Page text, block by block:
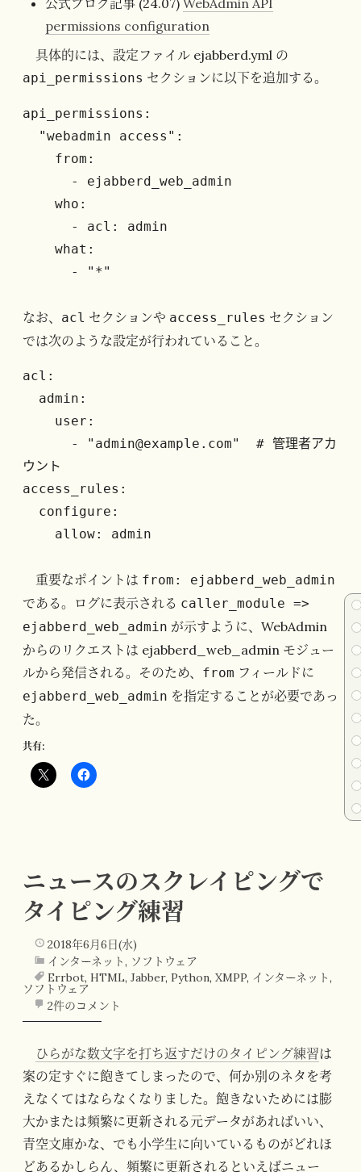
公式ブログ記事 (24.07) WebAdmin API
permissions configuration
具体的には、設定ファイル ejabberd.yml の
api_permissions セクションに以下を追加する。
api_permissions:
      - "*"
なお、 acl セクションや access_rules セクション
では次のような設定が行われていること。
acl:
ウント
access_rules:
    allow: admin
重要なポイントは from: ejabberd_web_admin
である。ログに表示される caller_module =>
ejabberd_web_admin が示すように、WebAdmin
からのリクエストは ejabberd_web_admin モジュー
ルから発信される。そのため、 from フィールドに
ejabberd_web_admin を指定することが必要であっ
た。
共有:
ニュースのスクレイピングで
タイピング練習
2018年6月6日(水)
インターネット, ソフトウェア
Errbot, HTML, Jabber, Python, XMPP, インターネット,
ソフトウェア
2件のコメント
ひらがな数文字を打ち返すだけのタイピング練習は
案の定すぐに飽きてしまったので、何か別のネタを考
えなくてはならなくなりました。飽きないためには膨
大かまたは頻繁に更新される元データがあればいい、
青空文庫かな、でも小学生に向いているものがどれほ
どあるかしらん、頻繁に更新されるといえばニュー